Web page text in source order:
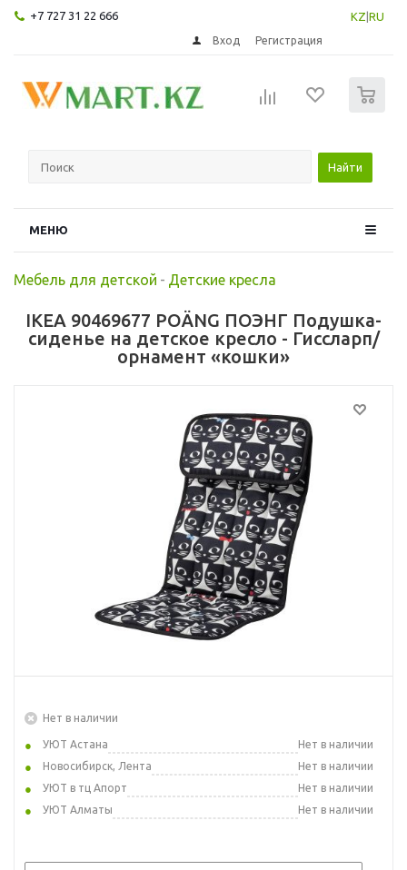
+7 727 31 22 666 KZ RU
Вход Регистрация
Найти
МЕНЮ
Мебель для детской - Детские кресла
IKEA 90469677 POÄNG ПОЭНГ Подушка-
сиденье на детское кресло - Гиссларп/
орнамент «кошки»
Нет в наличии
УЮТ Астана
Нет в наличии
Новосибирск, Лента
Нет в наличии
УЮТ в тц Апорт
Нет в наличии
УЮТ Алматы
Нет в наличии